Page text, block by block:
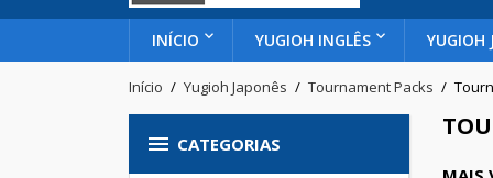
INÍCIO YUGIOH INGLÊS YUGIOH
Início Yugioh Japonês Tournament Packs
 CATEGORIAS